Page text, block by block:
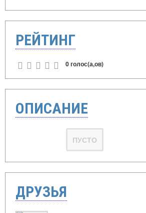
РЕЙТИНГ
0 голос(а,ов)
ОПИСАНИЕ
ПУСТО
ДРУЗЬЯ